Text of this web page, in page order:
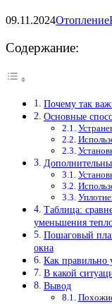
09.11.2024Отопление
Содержание:
Почему так
Основные
Таблица:
уменьшения
Пошаговый
окна
Как правильно
В какой
Вывод